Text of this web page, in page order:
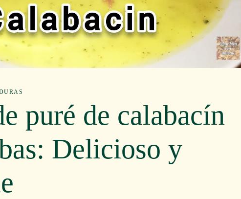
puré de calabacín
Delicioso y